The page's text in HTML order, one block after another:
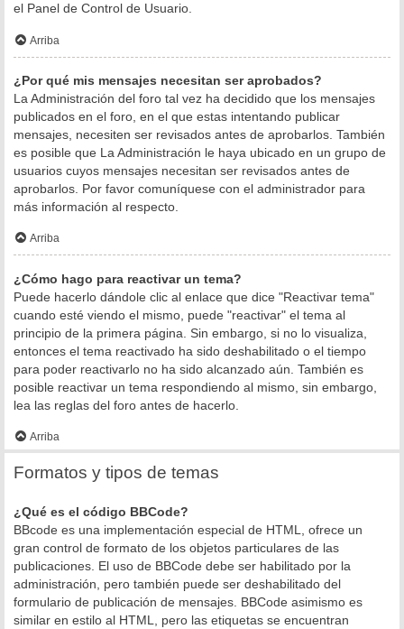
el Panel de Control de Usuario.
Arriba
¿Por qué mis mensajes necesitan ser aprobados?
La Administración del foro tal vez ha decidido que los mensajes
publicados en el foro, en el que estas intentando publicar
mensajes, necesiten ser revisados antes de aprobarlos. También
es posible que La Administración le haya ubicado en un grupo de
usuarios cuyos mensajes necesitan ser revisados antes de
aprobarlos. Por favor comuníquese con el administrador para
más información al respecto.
Arriba
¿Cómo hago para reactivar un tema?
Puede hacerlo dándole clic al enlace que dice "Reactivar tema"
cuando esté viendo el mismo, puede "reactivar" el tema al
principio de la primera página. Sin embargo, si no lo visualiza,
entonces el tema reactivado ha sido deshabilitado o el tiempo
para poder reactivarlo no ha sido alcanzado aún. También es
posible reactivar un tema respondiendo al mismo, sin embargo,
lea las reglas del foro antes de hacerlo.
Arriba
Formatos y tipos de temas
¿Qué es el código BBCode?
BBcode es una implementación especial de HTML, ofrece un
gran control de formato de los objetos particulares de las
publicaciones. El uso de BBCode debe ser habilitado por la
administración, pero también puede ser deshabilitado del
formulario de publicación de mensajes. BBCode asimismo es
similar en estilo al HTML, pero las etiquetas se encuentran